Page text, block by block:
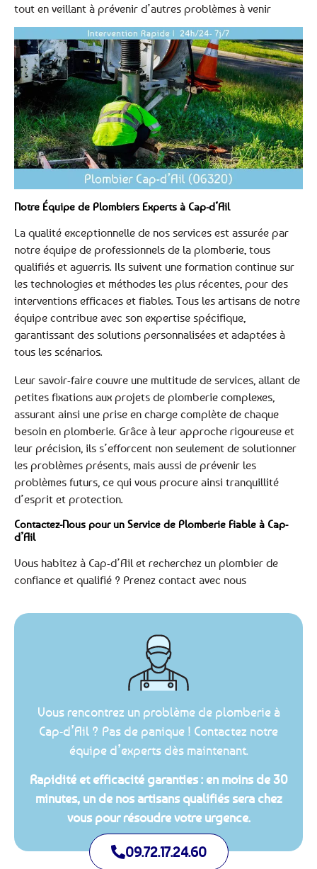
tout en veillant à prévenir d’autres problèmes à venir
Notre Équipe de Plombiers Experts à Cap-d’Ail
La qualité exceptionnelle de nos services est assurée par
notre équipe de professionnels de la plomberie, tous
qualifiés et aguerris. Ils suivent une formation continue sur
les technologies et méthodes les plus récentes, pour des
interventions efficaces et fiables. Tous les artisans de notre
équipe contribue avec son expertise spécifique,
garantissant des solutions personnalisées et adaptées à
tous les scénarios.
Leur savoir-faire couvre une multitude de services, allant de
petites fixations aux projets de plomberie complexes,
assurant ainsi une prise en charge complète de chaque
besoin en plomberie. Grâce à leur approche rigoureuse et
leur précision, ils s’efforcent non seulement de solutionner
les problèmes présents, mais aussi de prévenir les
problèmes futurs, ce qui vous procure ainsi tranquillité
d’esprit et protection.
Contactez-Nous pour un Service de Plomberie Fiable à Cap-
d’Ail
Vous habitez à Cap-d’Ail et recherchez un plombier de
confiance et qualifié ? Prenez contact avec nous
Vous rencontrez un problème de plomberie à
Cap-d’Ail ? Pas de panique ! Contactez notre
équipe d’experts dès maintenant.
Rapidité et efficacité garanties : en moins de 30
minutes, un de nos artisans qualifiés sera chez
vous pour résoudre votre urgence.
09.72.17.24.60